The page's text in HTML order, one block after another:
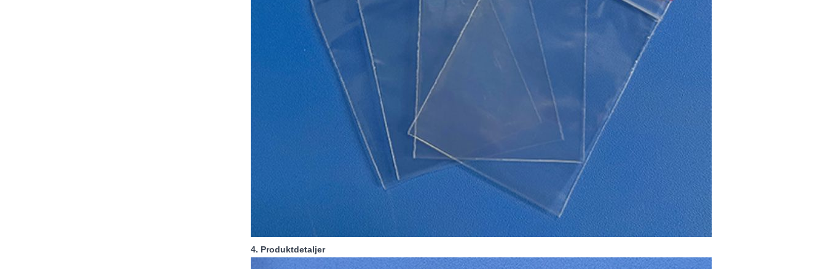
4. Produktdetaljer